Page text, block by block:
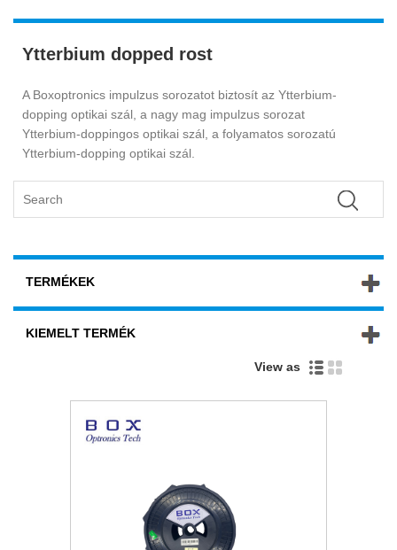
Ytterbium dopped rost
A Boxoptronics impulzus sorozatot biztosít az Ytterbium-
dopping optikai szál, a nagy mag impulzus sorozat
Ytterbium-doppingos optikai szál, a folyamatos sorozatú
Ytterbium-dopping optikai szál.
TERMÉKEK
KIEMELT TERMÉK
View as